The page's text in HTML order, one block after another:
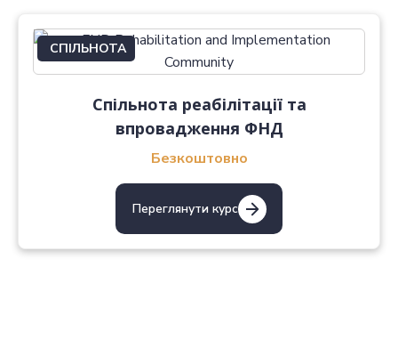
СПІЛЬНОТА
Спільнота реабілітації та
впровадження ФНД
Безкоштовно
Переглянути курс